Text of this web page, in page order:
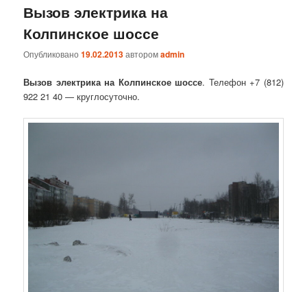
Вызов электрика на
Колпинское шоссе
Опубликовано19.02.2013авторомadmin
Вызов электрика на Колпинское шоссе. Телефон +7 (812)
922 21 40 — круглосуточно.